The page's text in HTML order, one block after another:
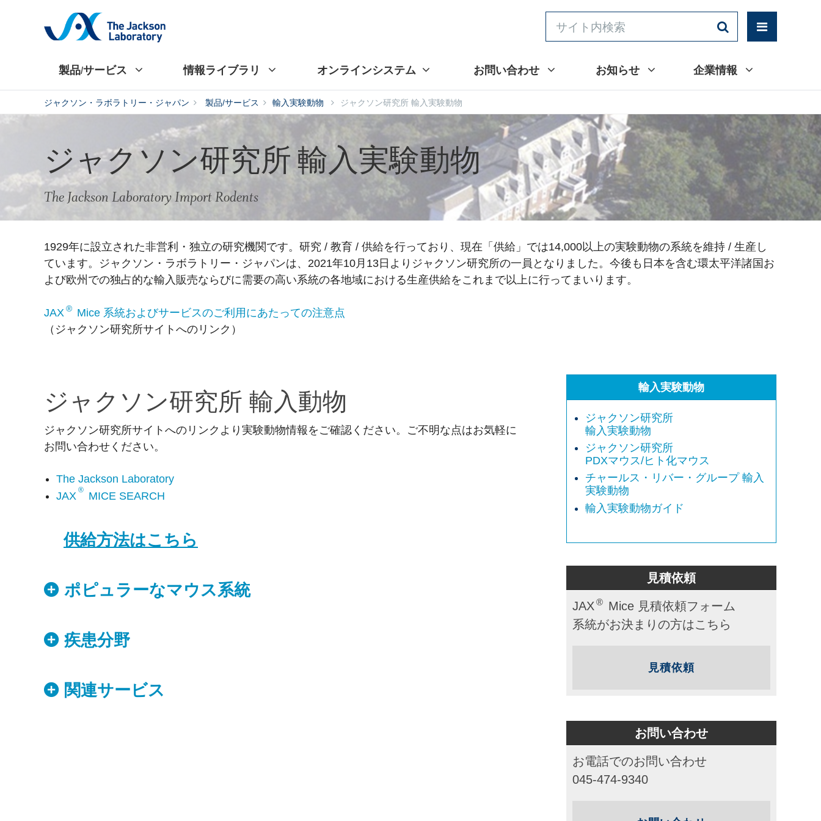
製品/サービス 情報ライブラリ オンラインシステム お問い合わせ お知らせ 企業情報
ジャクソン・ラボラトリー・ジャパン 製品/サービス 輸入実験動物 ジャクソン研究所 輸入実験動物
ジャクソン研究所 輸入実験動物
The Jackson Laboratory Import Rodents
1929年に設立された非営利・独立の研究機関です。研究 / 教育 / 供給を行っており、現在「供給」では14,000以上の実験動物の系統を維持 / 生産し
ています。ジャクソン・ラボラトリー・ジャパンは、2021年10月13日よりジャクソン研究所の一員となりました。今後も日本を含む環太平洋諸国お
よび欧州での独占的な輸入販売ならびに需要の高い系統の各地域における生産供給をこれまで以上に行ってまいります。
JAX ® Mice 系統およびサービスのご利用にあたっての注意点
（ジャクソン研究所サイトへのリンク）
ジャクソン研究所 輸入動物
ジャクソン研究所サイトへのリンクより実験動物情報をご確認ください。ご不明な点はお気軽に
お問い合わせください。
The Jackson Laboratory
JAX
®
MICE SEARCH
供給方法はこちら
ポピュラーなマウス系統
疾患分野
関連サービス
輸入実験動物
ジャクソン研究所
輸入実験動物
ジャクソン研究所
PDXマウス/ヒト化マウス
チャールス・リバー・グループ 輸入
実験動物
輸入実験動物ガイド
見積依頼
JAX® Mice 見積依頼フォーム
系統がお決まりの方はこちら
見積依頼
お問い合わせ
お電話でのお問い合わせ
045-474-9340